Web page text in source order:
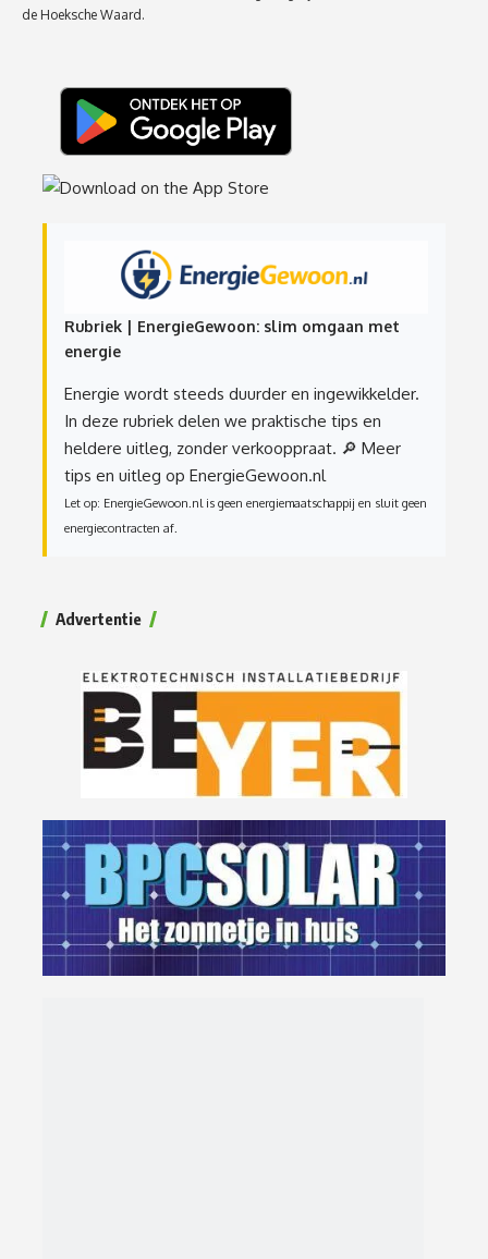
de Hoeksche Waard.
Rubriek | EnergieGewoon: slim omgaan met
energie
Energie wordt steeds duurder en ingewikkelder.
In deze rubriek delen we praktische tips en
heldere uitleg, zonder verkooppraat. 🔎 Meer
tips en uitleg op EnergieGewoon.nl
Let op: EnergieGewoon.nl is geen energiemaatschappij en sluit geen
energiecontracten af.
Advertentie